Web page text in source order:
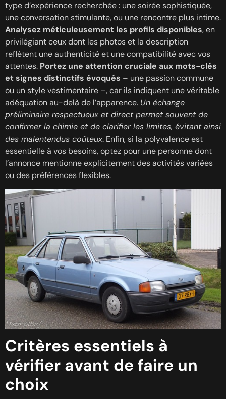
type d’expérience recherchée : une soirée sophistiquée,
une conversation stimulante, ou une rencontre plus intime.
Analysez méticuleusement les profils disponibles, en
privilégiant ceux dont les photos et la description
reflètent une authenticité et une compatibilité avec vos
attentes. Portez une attention cruciale aux mots-clés
et signes distinctifs évoqués – une passion commune
ou un style vestimentaire –, car ils indiquent une véritable
adéquation au-delà de l’apparence. Un échange
préliminaire respectueux et direct permet souvent de
confirmer la chimie et de clarifier les limites, évitant ainsi
des malentendus coûteux. Enfin, si la polyvalence est
essentielle à vos besoins, optez pour une personne dont
l’annonce mentionne explicitement des activités variées
ou des préférences flexibles.
Critères essentiels à
vérifier avant de faire un
choix